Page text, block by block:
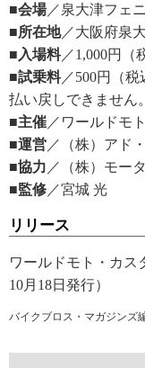
■会場／泉大津フェ
■所在地／大阪府泉
■入場料／1,000円（
■試乗料／500円（
払い戻しできません。
■主催 ／ワールドモ
■運営 ／（株）アド
■協力 ／（株）モー
■監修 ／宮城 光
リリース
ワールドモト・カス
10月18日発行）
バイクブロス・マガジンズ